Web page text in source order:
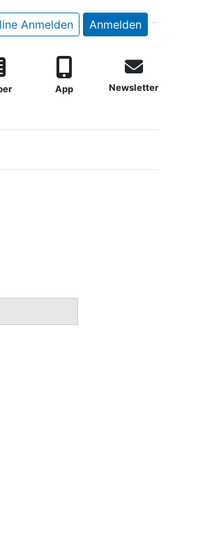
Anmelden Anmelden
App Newsletter